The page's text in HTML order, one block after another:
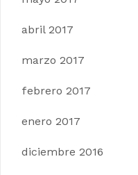
abril 2017
marzo 2017
febrero 2017
enero 2017
diciembre 2016